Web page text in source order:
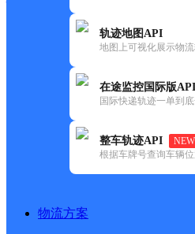
轨迹地图API
地图上可视化展示物
在途监控国际版API
国际快递轨迹一单到
整车轨迹API
NEW
根据车牌号查询车辆
物流方案
韵达
云南主城
更新时间：2022-
所属快递：韵达速递
所属区域：云南省-保山市-昌宁